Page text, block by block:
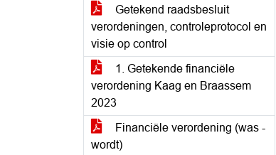
Getekend raadsbesluit
verordeningen, controleprotocol en
visie op control
1. Getekende financiële
verordening Kaag en Braassem
2023
Financiële verordening (was -
wordt)